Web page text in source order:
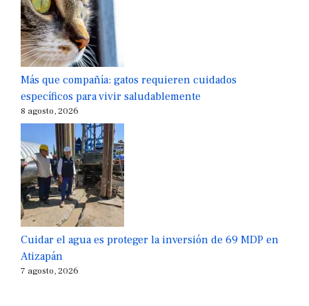
Más que compañía: gatos requieren cuidados
específicos para vivir saludablemente
8 agosto, 2026
Cuidar el agua es proteger la inversión de 69 MDP en
Atizapán
7 agosto, 2026